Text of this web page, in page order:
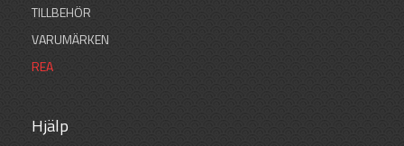
TILLBEHÖR
VARUMÄRKEN
REA
Hjälp